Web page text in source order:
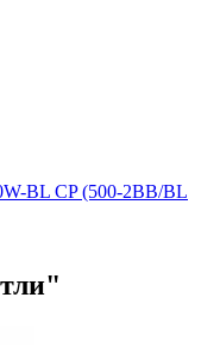
BL CP (500-2BB/BL